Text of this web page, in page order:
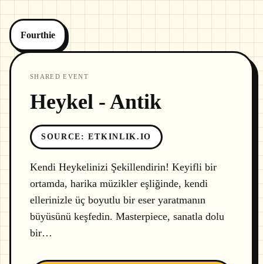
Fourthie
SHARED EVENT
Heykel - Antik
SOURCE :ETKINLIK.IO
Kendi Heykelinizi Şekillendirin! Keyifli bir
ortamda, harika müzikler eşliğinde, kendi
ellerinizle üç boyutlu bir eser yaratmanın
büyüsünü keşfedin. Masterpiece, sanatla dolu
bir…